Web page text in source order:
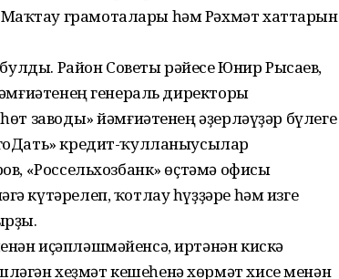
грамоталары һәм Рәхмәт хаттарын
Район Советы рәйесе Юнир Рысаев,
генераль директоры
заводы» йәмғиәтенең әҙерләүҙәр бүлеге
кредит-ҡулланыусылар
«Россельхозбанк» өҫтәмә офисы
күтәрелеп, ҡотлау һүҙҙәре һәм изге
иҫәпләшмәйенсә, иртәнән кискә
хеҙмәт кешеһенә хөрмәт хисе менән